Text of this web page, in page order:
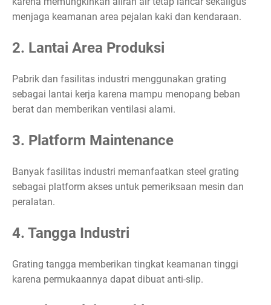
menjaga keamanan area pejalan kaki dan kendaraan.
2. Lantai Area Produksi
Pabrik dan fasilitas industri menggunakan grating
sebagai lantai kerja karena mampu menopang beban
berat dan memberikan ventilasi alami.
3. Platform Maintenance
Banyak fasilitas industri memanfaatkan steel grating
sebagai platform akses untuk pemeriksaan mesin dan
peralatan.
4. Tangga Industri
Grating tangga memberikan tingkat keamanan tinggi
karena permukaannya dapat dibuat anti-slip.